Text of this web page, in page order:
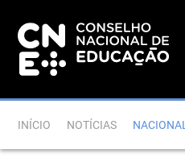
INÍCIO NOTÍCIAS NACIONAL